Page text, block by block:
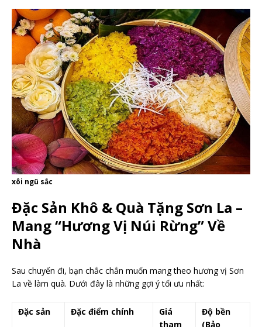
xôi ngũ sắc
Đặc Sản Khô & Quà Tặng Sơn La –
Mang “Hương Vị Núi Rừng” Về
Nhà
Sau chuyến đi, bạn chắc chắn muốn mang theo hương vị Sơn
La về làm quà. Dưới đây là những gợi ý tối ưu nhất:
Đặc sản Đặc điểm chính
Giá
tham
Độ bền
(Bảo